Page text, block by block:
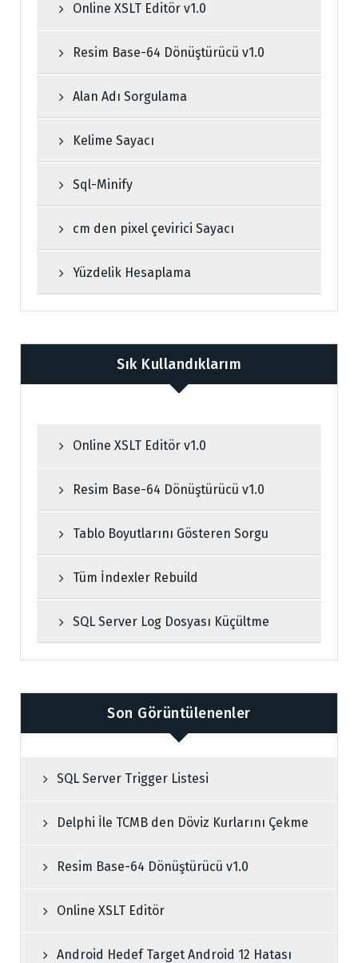
Online XSLT Editör v1.0
Resim Base-64 Dönüştürücü v1.0
Alan Adı Sorgulama
Kelime Sayacı
Sql-Minify
cm den pixel çevirici Sayacı
Yüzdelik Hesaplama
Sık Kullandıklarım
Online XSLT Editör v1.0
Resim Base-64 Dönüştürücü v1.0
Tablo Boyutlarını Gösteren Sorgu
Tüm İndexler Rebuild
SQL Server Log Dosyası Küçültme
Son Görüntülenenler
SQL Server Trigger Listesi
Delphi İle TCMB den Döviz Kurlarını Çekme
Resim Base-64 Dönüştürücü v1.0
Online XSLT Editör
Android Hedef Target Android 12 Hatası